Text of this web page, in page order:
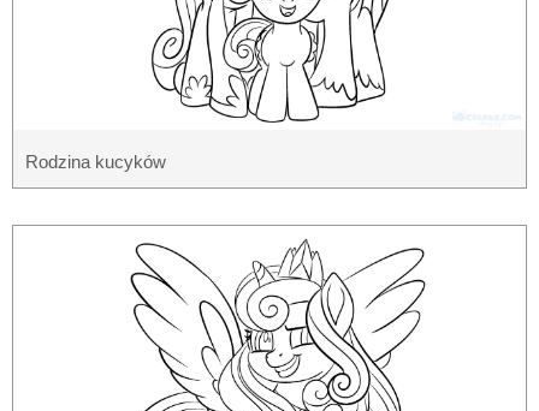
Rodzina kucyków